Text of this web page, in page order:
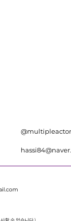
할 수 없습니다.)